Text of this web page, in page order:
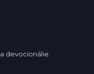
devocionálie